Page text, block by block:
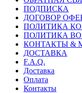
ПОДПИСКА
ДОГОВОР
ПОЛИТИКА
ПОЛИТИКА
КОНТАКТЫ &
ДОСТАВКА
F.A.Q.
Доставка
Оплата
Контакты